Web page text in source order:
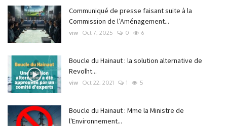
Communiqué de presse faisant suite à la
Commission de l’Aménagement...
viw Oct 7, 2025 0 6
Boucle du Hainaut : la solution alternative de
Revolht...
viw Oct 22, 2021 1 5
Boucle du Hainaut : Mme la Ministre de
l'Environnement...